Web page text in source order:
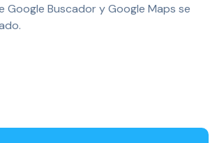
Google Buscador y Google Maps se